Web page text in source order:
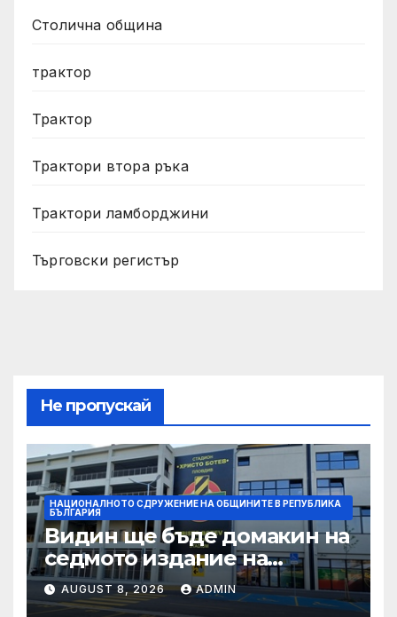
Столична община
трактор
Трактор
Трактори втора ръка
Трактори ламборджини
Търговски регистър
Не пропускай
НАЦИОНАЛНОТО СДРУЖЕНИЕ НА ОБЩИНИТЕ В РЕПУБЛИКА
БЪЛГАРИЯ
Видин ще бъде домакин на
седмото издание на
Международния
фолклорен фестивал
AUGUST 8, 2026 ADMIN